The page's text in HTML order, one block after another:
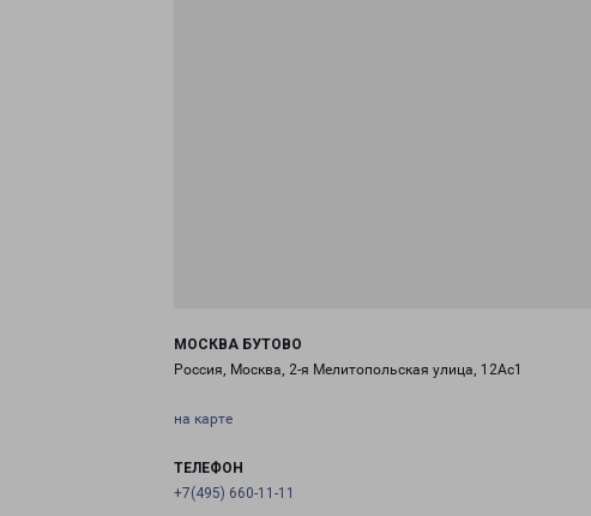
МОСКВА БУТОВО
Россия, Москва, 2-я Мелитопольская улица, 12Ас1
на карте
ТЕЛЕФОН
+7(495) 660-11-11